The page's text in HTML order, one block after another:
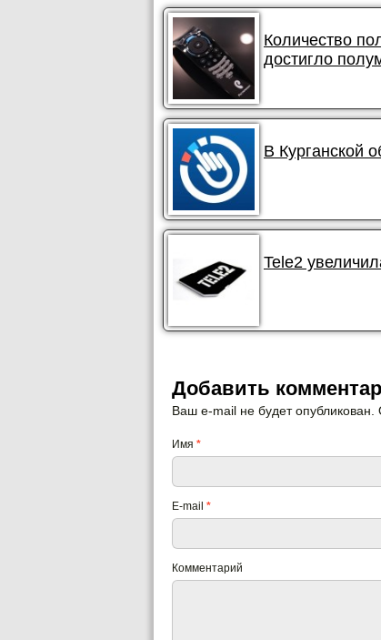
Количество
достигло
В Курганской
Tele2
Добавить
Ваш e-mail не будет
Имя *
E-mail *
Комментарий